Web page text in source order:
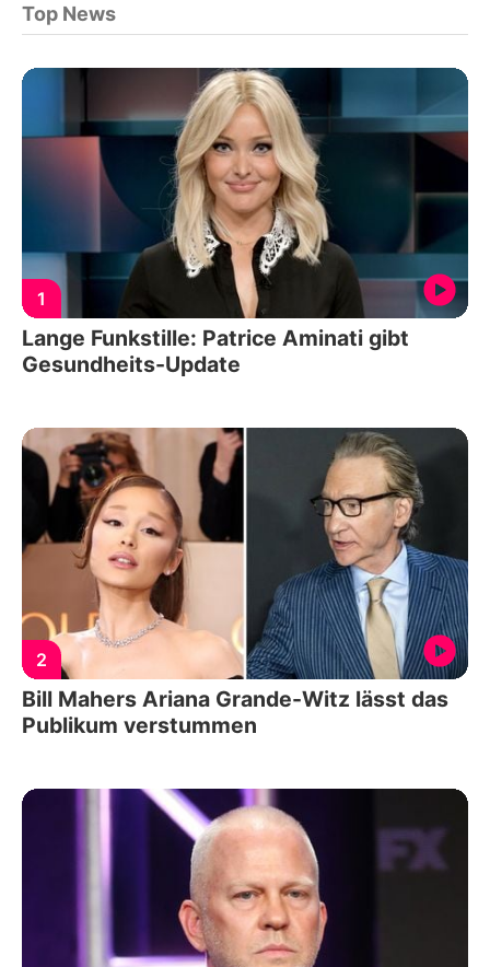
Top News
1
Lange Funkstille: Patrice Aminati gibt
Gesundheits-Update
2
Bill Mahers Ariana Grande-Witz lässt das
Publikum verstummen